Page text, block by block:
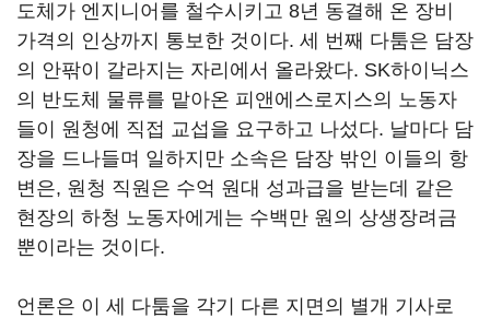
도체가 엔지니어를 철수시키고 8년 동결해 온 장비
가격의 인상까지 통보한 것이다. 세 번째 다툼은 담장
의 안팎이 갈라지는 자리에서 올라왔다. SK하이닉스
의 반도체 물류를 맡아온 피앤에스로지스의 노동자
들이 원청에 직접 교섭을 요구하고 나섰다. 날마다 담
장을 드나들며 일하지만 소속은 담장 밖인 이들의 항
변은, 원청 직원은 수억 원대 성과급을 받는데 같은
현장의 하청 노동자에게는 수백만 원의 상생장려금
뿐이라는 것이다.
언론은 이 세 다툼을 각기 다른 지면의 별개 기사로